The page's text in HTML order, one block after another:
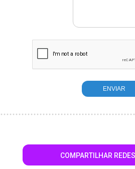
COMPARTILHAR